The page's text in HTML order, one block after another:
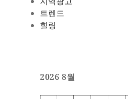
트렌드
힐링
2026 8월